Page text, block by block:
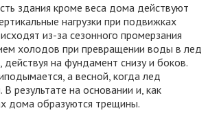
здания кроме веса дома действуют
нагрузки при подвижках
из-за сезонного промерзания
холодов при превращении воды в лед
действуя на фундамент снизу и боков.
а весной, когда лед
В результате на основании и, как
дома образуются трещины.